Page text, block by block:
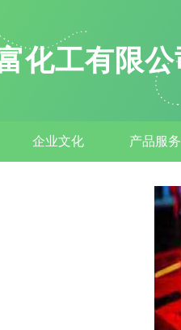
化工有限公
企业文化 产品服务